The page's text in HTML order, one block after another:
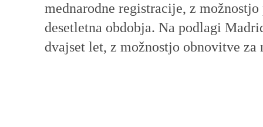
mednarodne registracije, z
desetletna obdobja. Na podlagi
dvajset let, z možnostjo obnovitve za